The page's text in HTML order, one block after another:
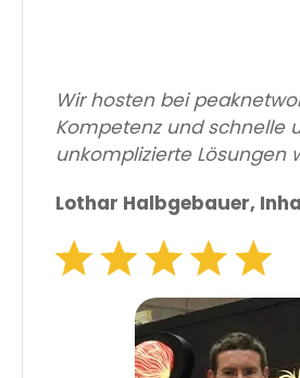
Wir hosten bei
Kompetenz und schnelle
unkomplizierte Lösungen
Lothar Halbgebauer,